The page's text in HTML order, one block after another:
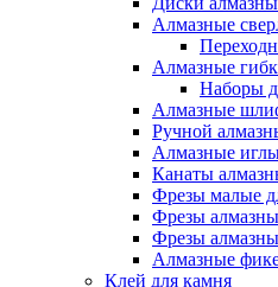
Алмазные
Алмазные
Наборы
Алмазные
Ручной
Алмазные
Канаты
Фрезы малые
Фрезы
Фрезы
Алмазные
Клей для камня